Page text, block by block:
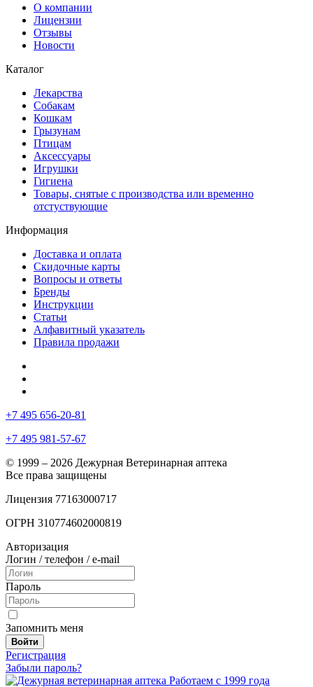
О компании
Лицензии
Отзывы
Новости
Каталог
Лекарства
Собакам
Кошкам
Грызунам
Птицам
Аксессуары
Игрушки
Гигиена
Товары, снятые с производства или временно
отстуствующие
Информация
Доставка и оплата
Скидочные карты
Вопросы и ответы
Бренды
Инструкции
Статьи
Алфавитный указатель
Правила продажи
+7 495 656-20-81
+7 495 981-57-67
© 1999 – 2026 Дежурная Ветеринарная аптека
Все права защищены
Лицензия 77163000717
ОГРН 310774602000819
Авторизация
Логин / телефон / e-mail
Пароль
Запомнить меня
Войти
Регистрация
Забыли пароль?
Работаем с 1999 года